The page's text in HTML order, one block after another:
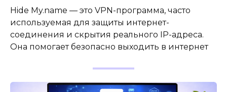
Hide My.name — это VPN-программа, часто
используемая для защиты интернет-
соединения и скрытия реального IP-адреса.
Она помогает безопасно выходить в интернет